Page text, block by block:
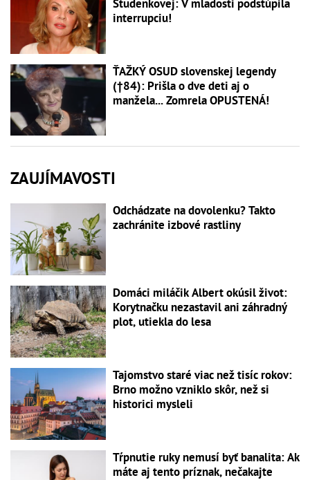
Studenkovej: V mladosti podstúpila
interrupciu!
ŤAŽKÝ OSUD slovenskej legendy
(†84): Prišla o dve deti aj o
manžela... Zomrela OPUSTENÁ!
ZAUJÍMAVOSTI
Odchádzate na dovolenku? Takto
zachránite izbové rastliny
Domáci miláčik Albert okúsil život:
Korytnačku nezastavil ani záhradný
plot, utiekla do lesa
Tajomstvo staré viac než tisíc rokov:
Brno možno vzniklo skôr, než si
historici mysleli
Tŕpnutie ruky nemusí byť banalita: Ak
máte aj tento príznak, nečakajte